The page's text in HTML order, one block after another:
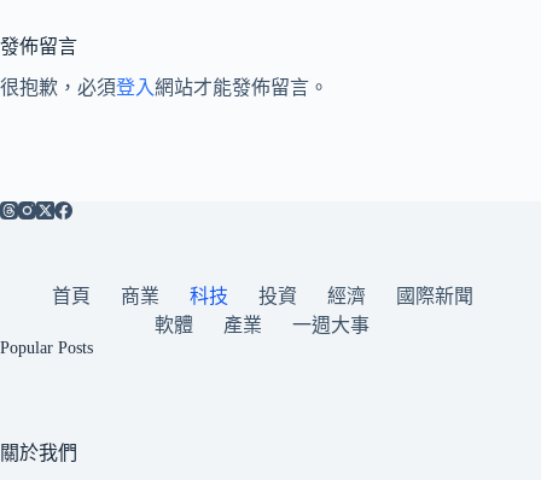
發佈留言
很抱歉，必須登入網站才能發佈留言。
首頁 商業 科技 投資 經濟
國際新聞
軟體
產業 一週大事
Popular Posts
關於我們